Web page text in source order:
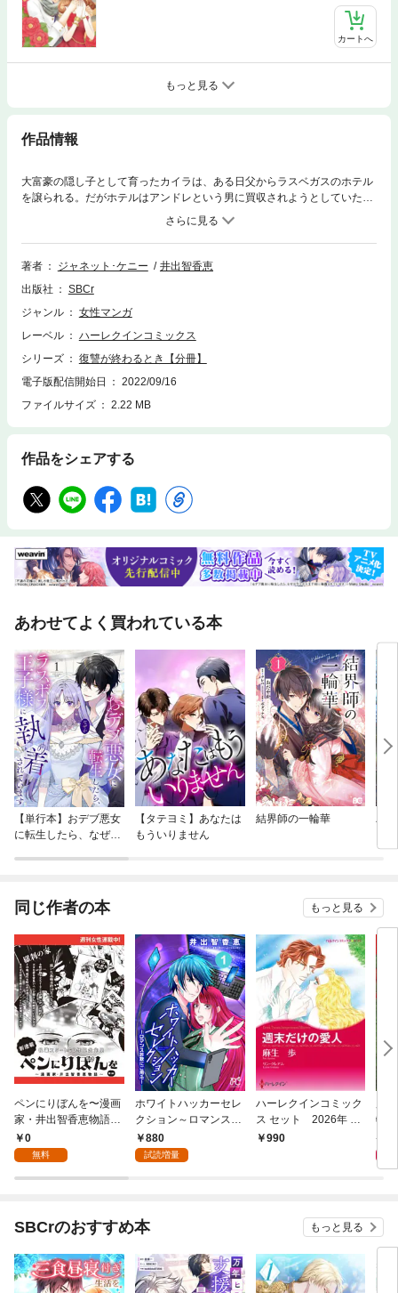
カートへ
もっと見る
作品情報
大富豪の隠し子として育ったカイラは、ある日父からラスベガスのホテル
を譲られる。だがホテルはアンドレという男に買収されようとしていた。
その件についてカリブの小島で直談判することになるが、ところがカイラ
とアンドレは出会ったとたん、互いにビジネスを忘れて情熱の一夜を過ご
してしまう。その結果、子を宿したカイラがアンドレに連絡をとると、彼
は予告もなしにやって来て言い放った。カイラに近づいたのは、彼女の一
著者 ジャネット･ケニー
井出智香恵
出版社
SBCr
ジャンル
女性マンガ
レーベル
ハーレクインコミックス
シリーズ
復讐が終わるとき【分冊】
電子版配信開始日
2022/09/16
ファイルサイズ
2.22 MB
作品をシェアする
あわせてよく買われている本
【単行本】おデブ悪女
に転生したら、なぜか
【タテヨミ】あなたは
もういりません
結界師の一輪華
バ
今
同じ作者の本 もっと見る
ペンにりぼんを〜漫画
家・井出智香恵物語〜
【単話版】１
0
無料
ホワイトハッカーセレ
クション～ロマンス詐
欺にご用心～ 1
880
試読増量
ハーレクインコミック
ス セット 2026年 vo
l.780
990
特
＞
sコ
SBCrのおすすめ本 もっと見る